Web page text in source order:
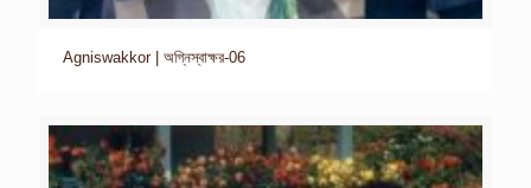
Agniswakkor | অগ্নিস্বাক্ষর-06